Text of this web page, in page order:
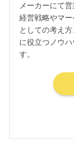
メーカーにて営
経営戦略やマ
としての考え
に役立つノウ
す。